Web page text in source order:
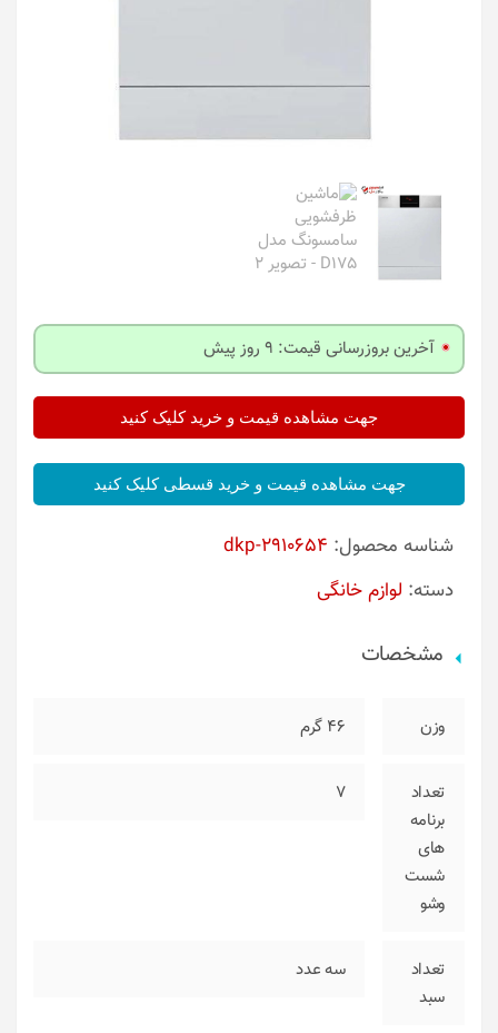
آخرین بروزرسانی قیمت: 9 روز پیش
جهت مشاهده قیمت و خرید کلیک کنید
جهت مشاهده قیمت و خرید قسطی کلیک کنید
شناسه محصول: dkp-2910654
دسته: لوازم خانگی
مشخصات
وزن 46 گرم
تعداد
برنامه
های
شست‌
وشو
7
تعداد
سبد
سه عدد